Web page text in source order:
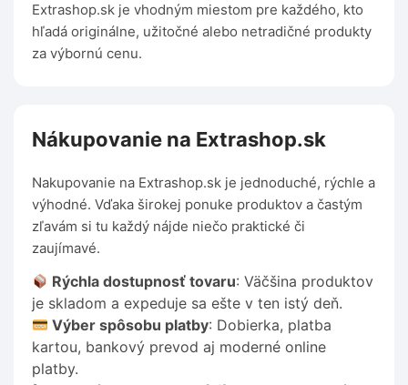
Extrashop.sk je vhodným miestom pre každého, kto
hľadá originálne, užitočné alebo netradičné produkty
za výbornú cenu.
Nákupovanie na Extrashop.sk
Nakupovanie na Extrashop.sk je jednoduché, rýchle a
výhodné. Vďaka širokej ponuke produktov a častým
zľavám si tu každý nájde niečo praktické či
zaujímavé.
Rýchla dostupnosť tovaru: Väčšina produktov
je skladom a expeduje sa ešte v ten istý deň.
Výber spôsobu platby: Dobierka, platba
kartou, bankový prevod aj moderné online
platby.